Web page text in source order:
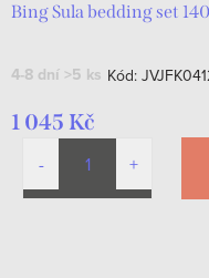
Bing Sula bedding set
4-8 dní >5 ks Kód:
1 045 Kč